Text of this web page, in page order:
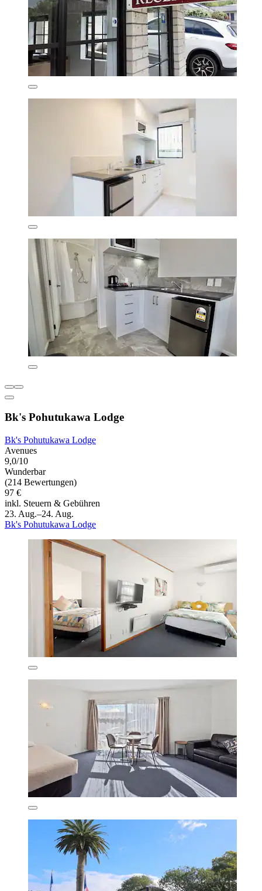
Bk's Pohutukawa Lodge
Bk's Pohutukawa Lodge
Avenues
9,0/10
Wunderbar
(214 Bewertungen)
97 €
inkl. Steuern & Gebühren
23. Aug.–24. Aug.
Bk's Pohutukawa Lodge